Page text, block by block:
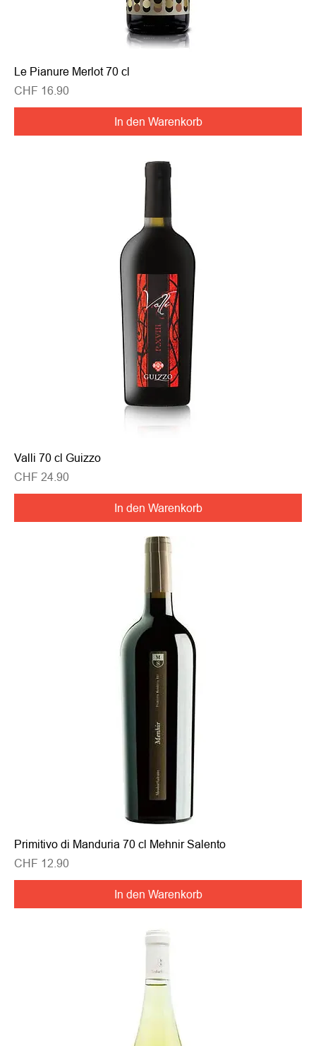
Le Pianure Merlot 70 cl
Preis
CHF 16.90
In den Warenkorb
Valli 70 cl Guizzo
Preis
CHF 24.90
In den Warenkorb
Primitivo di Manduria 70 cl Mehnir Salento
Preis
CHF 12.90
In den Warenkorb